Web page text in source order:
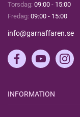
Torsdag: 09:00 - 15:00
Fredag: 09:00 - 15:00
info@garnaffaren.se
INFORMATION